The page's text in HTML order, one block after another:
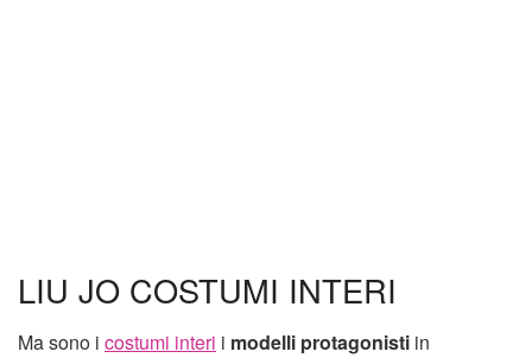
LIU JO COSTUMI INTERI
Ma sono i costumi interi i modelli protagonisti in